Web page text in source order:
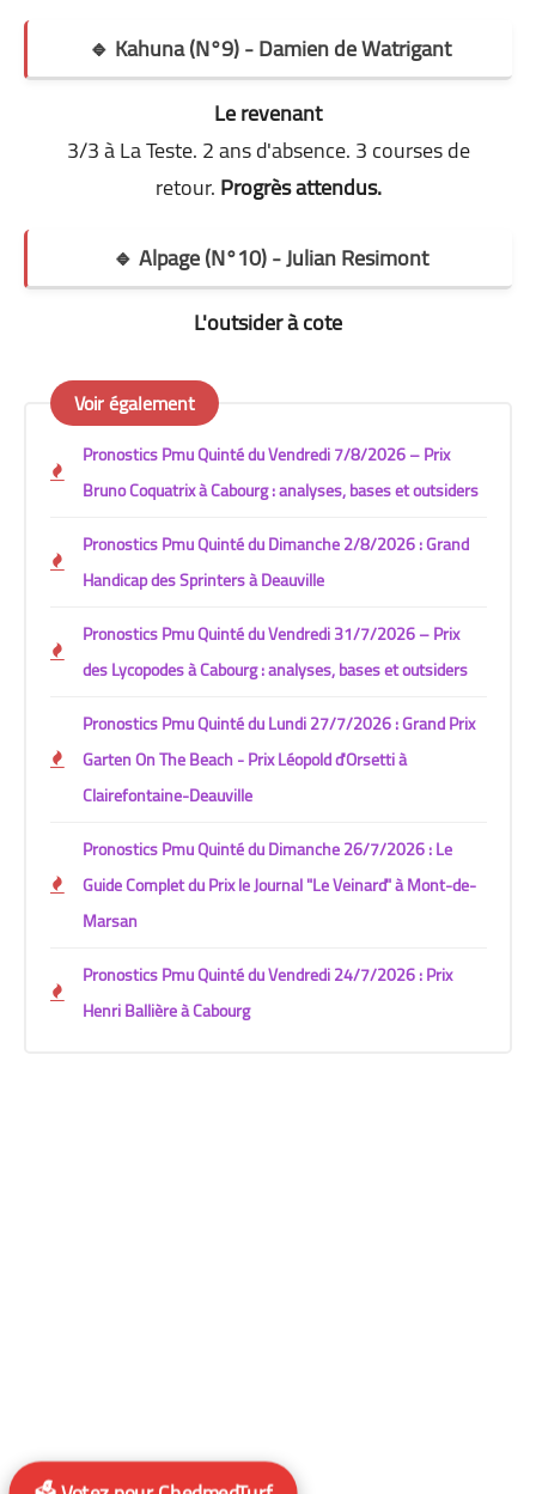
🔹 Kahuna (N°9) - Damien de Watrigant
Le revenant
3/3 à La Teste. 2 ans d'absence. 3 courses de
retour.Progrès attendus.
🔹 Alpage (N°10) - Julian Resimont
L'outsider à cote
Voir également
Pronostics Pmu Quinté du Vendredi 7/8/2026 – Prix
Bruno Coquatrix à Cabourg : analyses, bases et outsiders
Pronostics Pmu Quinté du Dimanche 2/8/2026 : Grand
Handicap des Sprinters à Deauville
Pronostics Pmu Quinté du Vendredi 31/7/2026 – Prix
des Lycopodes à Cabourg : analyses, bases et outsiders
Pronostics Pmu Quinté du Lundi 27/7/2026 : Grand Prix
Garten On The Beach - Prix Léopold d'Orsetti à
Clairefontaine-Deauville
Pronostics Pmu Quinté du Dimanche 26/7/2026 : Le
Guide Complet du Prix le Journal "Le Veinard" à Mont-de-
Marsan
Pronostics Pmu Quinté du Vendredi 24/7/2026 : Prix
Henri Ballière à Cabourg